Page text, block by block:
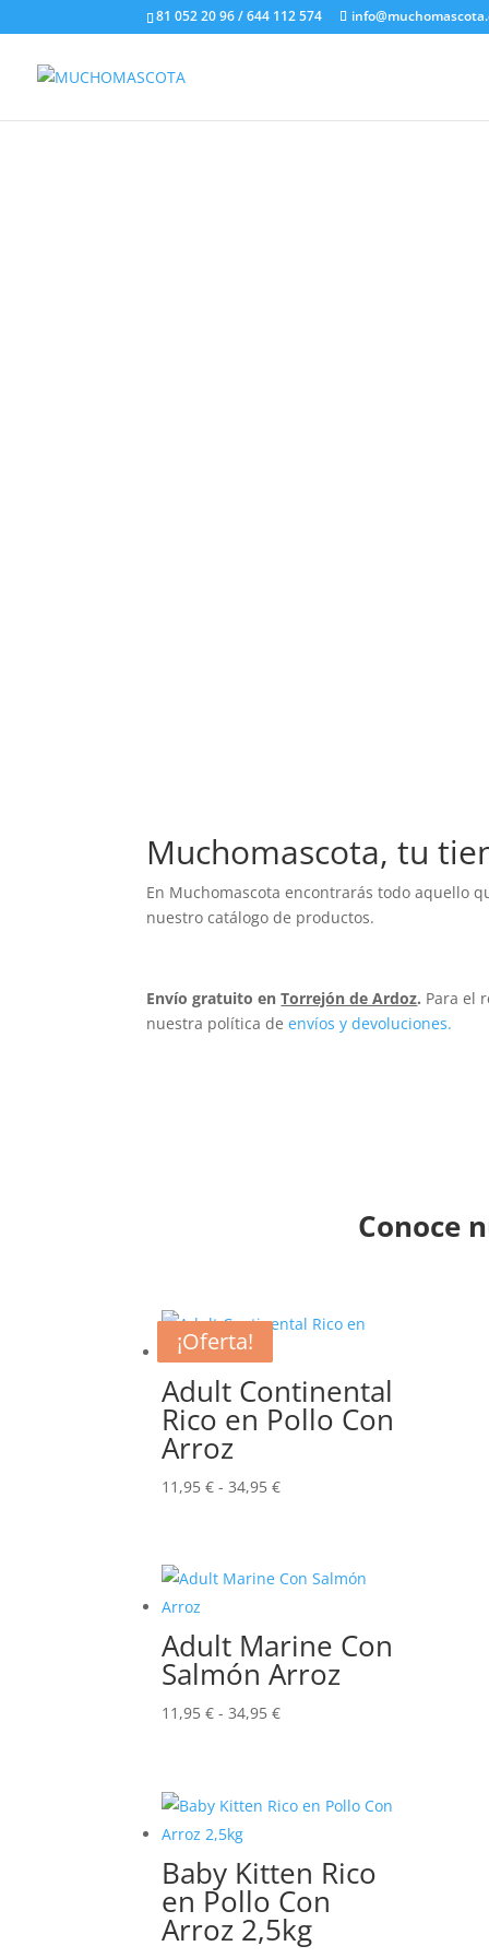
81 052 20 96 / 644 112 574
Muchomascota, tu
En Muchomascota encontrarás todo aquello
nuestro catálogo de productos.
Envío gratuito enTorrejón de Ardoz. Para el
nuestra política deenvíos y devoluciones.
Conoce
¡Oferta!
Adult Continental
Rico en Pollo Con
Arroz
11,95€ - 34,95€Rango
desde
34,95 €
¡Oferta!
Adult Marine Con
Salmón Arroz
11,95€ - 34,95€Rango
desde
34,95 €
¡Oferta!
Baby Kitten Rico
en Pollo Con
Arroz 2,5kg
¡Oferta!